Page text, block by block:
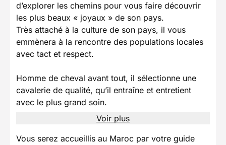
d’explorer les chemins pour vous faire découvrir
les plus beaux « joyaux » de son pays.
Très attaché à la culture de son pays, il vous
emmènera à la rencontre des populations locales
avec tact et respect.
Homme de cheval avant tout, il sélectionne une
cavalerie de qualité, qu’il entraîne et entretient
avec le plus grand soin.
Voir plus
Vous serez accueillis au Maroc par votre guide